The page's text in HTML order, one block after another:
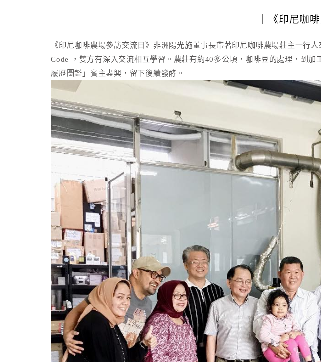
｜《印尼咖
《印尼咖啡農場參訪交流日》非洲陽光施董事長帶著印尼咖啡農場莊主一行
Code ，雙方有深入交流相互學習。農莊有約40多公頃，咖啡豆的處理，到
履歷圖鑑」賓主盡興，留下後續發酵。